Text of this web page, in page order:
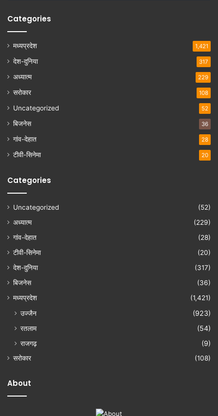
Categories
मध्यप्रदेश 1,421
देश-दुनिया 317
अध्यात्म 229
सरोकार 108
Uncategorized 52
बिजनेस 36
गांव-देहात 28
टीवी-सिनेमा 20
Categories
Uncategorized
(52)
अध्यात्म
(229)
गांव-देहात
(28)
टीवी-सिनेमा
(20)
देश-दुनिया
(317)
बिजनेस
(36)
मध्यप्रदेश
(1,421)
उज्जैन
(923)
रतलाम
(54)
राजगढ़
(9)
सरोकार (108)
About